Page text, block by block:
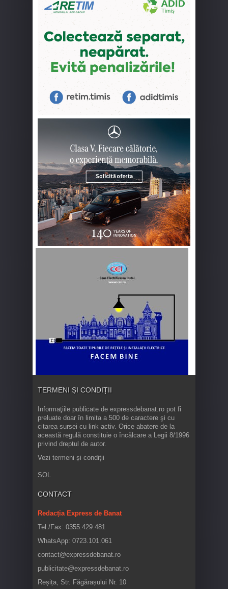
TERMENI ȘI CONDIȚII
Informaţiile publicate de expressdebanat.ro pot fi
preluate doar în limita a 500 de caractere şi cu
citarea sursei cu link activ. Orice abatere de la
această regulă constituie o încălcare a Legii 8/1996
privind dreptul de autor.
Vezi termeni și condiții
SOL
CONTACT
Redacția Express de Banat
Tel./Fax: 0355.429.481
WhatsApp: 0723.101.061
contact@expressdebanat.ro
publicitate@expressdebanat.ro
Reșița, Str. Făgărașului Nr. 10